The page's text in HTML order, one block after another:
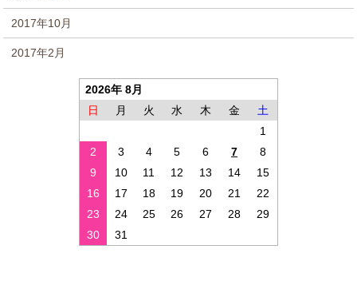
2017年10月
2017年2月
2026年 8月
日
月 火 水 木 金
土
1
2
3 4 5 6 7
8
9
10 11 12 13 14
15
16
17 18 19 20 21
22
23
24 25 26 27 28
29
30
31